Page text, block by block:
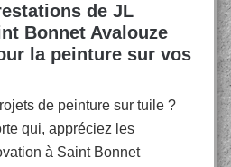
de JL
Bonnet Avalouze
la peinture sur vos
de peinture sur tuile ?
qui, appréciez les
à Saint Bonnet